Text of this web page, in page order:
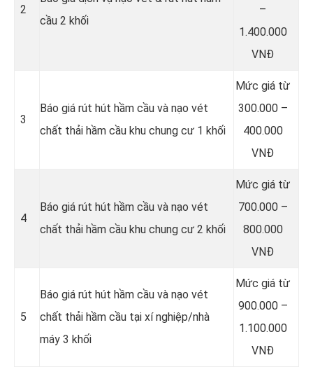
2
cầu 2 khối
–
1.400.000
VNĐ
3
Báo giá rút hút hầm cầu và nạo vét
chất thải hầm cầu khu chung cư 1 khối
Mức giá từ
300.000 –
400.000
VNĐ
4
Báo giá rút hút hầm cầu và nạo vét
chất thải hầm cầu khu chung cư 2 khối
Mức giá từ
700.000 –
800.000
VNĐ
5
Báo giá rút hút hầm cầu và nạo vét
chất thải hầm cầu tại xí nghiệp/nhà
máy 3 khối
Mức giá từ
900.000 –
1.100.000
VNĐ